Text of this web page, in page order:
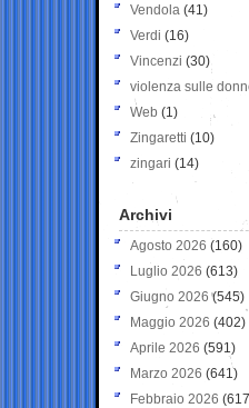
Vendola (41)
Verdi (16)
Vincenzi (30)
violenza sulle
Web (1)
Zingaretti (10)
zingari (14)
Archivi
Agosto 2026 (160)
Luglio 2026 (613)
Giugno 2026 (545)
Maggio 2026 (402)
Aprile 2026 (591)
Marzo 2026 (641)
Febbraio 2026